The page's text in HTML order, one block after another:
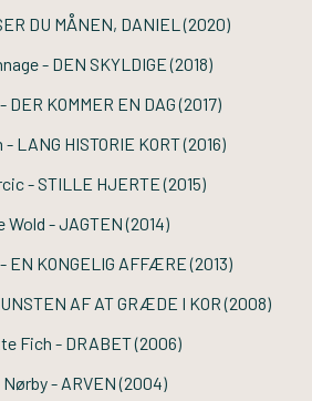
DU MÅNEN, DANIEL (2020)
-DEN SKYLDIGE(2018)
DER KOMMER EN DAG(2017)
- LANG HISTORIE KORT(2016)
- STILLE HJERTE(2015)
Wold -JAGTEN(2014)
EN KONGELIG AFFÆRE(2013)
AF AT GRÆDE I KOR(2008)
Fich - DRABET(2006)
Nørby - ARVEN(2004)